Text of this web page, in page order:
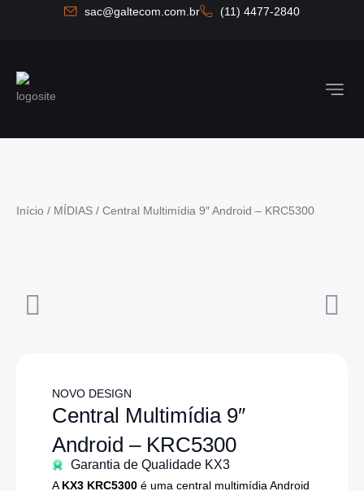
conteúdo
sac@galtecom.com.br (11) 4477-2840
Início / MÍDIAS / Central Multimídia 9″ Android – KRC5300
NOVO DESIGN
Central Multimídia 9″
Android – KRC5300
Garantia de Qualidade KX3
A KX3 KRC5300 é uma central multimídia Android